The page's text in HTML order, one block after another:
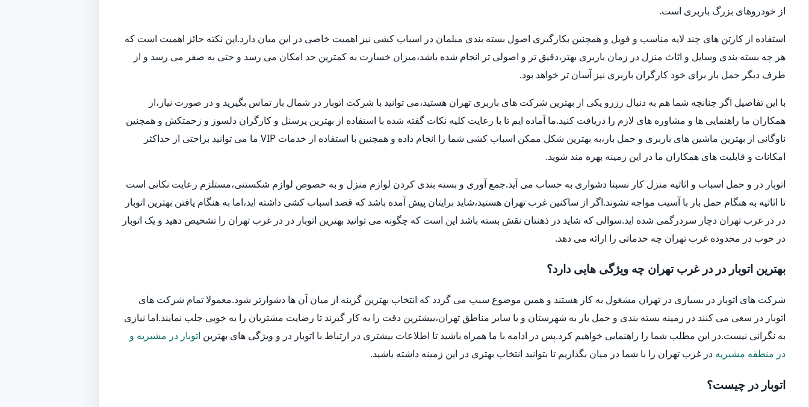
از خودروهای بزرگ باربری است.
استفاده از کارتن های چند لایه مناسب و فویل و همچنین بکارگیری اصول بسته بندی مبلمان در اسباب کشی نیز اهمیت خاصی در این میان دارد.این نکته حائز اهمیت است که
هر چه بسته بندی وسایل و اثاث منزل در زمان باربری بهتر،دقیق تر و اصولی تر انجام شده باشد،میزان خسارت به کمترین حد امکان می رسد و حتی به صفر می رسد و از
طرف دیگر حمل بار برای خود کارگران باربری نیز آسان تر خواهد بود.
با این تفاصیل اگر چنانچه شما هم به دنبال رزرو یکی از بهترین شرکت های باربری تهران هستید،می توانید با شرکت اتوبار در شمال بار تماس بگیرید و در صورت نیاز،از
همکاران ما راهنمایی ها و مشاوره های لازم را دریافت کنید.ما آماده ایم تا با رعایت کلیه نکات گفته شده با استفاده از بهترین پرسنل و کارگران دلسوز و زحمتکش و همچنین
ناوگانی از بهترین ماشین های باربری و حمل بار،به بهترین شکل ممکن اسباب کشی شما را انجام داده و همچنین با استفاده از خدمات VIP ما می توانید براحتی از حداکثر
امکانات و قابلیت های همکاران ما در این زمینه بهره مند شوید.
اتوبار در و حمل اسباب و اثاثیه منزل کار نسبتا دشواری به حساب می آید.جمع آوری و بسته بندی کردن لوازم منزل و به خصوص لوازم شکستنی،مستلزم رعایت نکاتی است
تا اثاثیه به هنگام حمل بار با آسیب مواجه نشوند.اگر از ساکنین غرب تهران هستید،شاید برایتان پیش آمده باشد که قصد اسباب کشی داشته اید،اما به هنگام یافتن بهترین اتوبار
در در غرب تهران دچار سردرگمی شده اید.سوالی که شاید در ذهنتان نقش بسته باشد این است که چگونه می توانید بهترین اتوبار در در غرب تهران را تشخیص دهید و یک اتوبار
در خوب در محدوده غرب تهران چه خدماتی را ارائه می دهد.
بهترین اتوبار در در غرب تهران چه ویژگی هایی دارد؟
شرکت های اتوبار در بسیاری در تهران مشغول به کار هستند و همین موضوع سبب می گردد که انتخاب بهترین گزینه از میان آن ها دشوارتر شود.معمولا تمام شرکت های
اتوبار در سعی می کنند در زمینه بسته بندی و حمل بار به شهرستان و یا سایر مناطق تهران،بیشترین دقت را به کار گیرند تا رضایت مشتریان را به خوبی جلب نمایند.اما نیازی
به نگرانی نیست.در این مطلب شما را راهنمایی خواهیم کرد.پس در ادامه با ما همراه باشید تا اطلاعات بیشتری در ارتباط با اتوبار در و ویژگی های بهترین اتوبار در مشیریه و
در منطقه مشیریه در غرب تهران را با شما در میان بگذاریم تا بتوانید انتخاب بهتری در این زمینه داشته باشید.
اتوبار در چیست؟